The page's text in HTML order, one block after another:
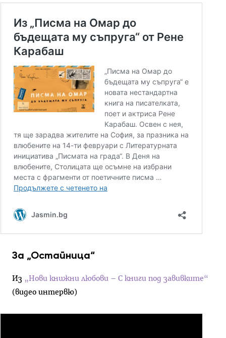
За „Остайница“
Из „Нови книжни любови – С книги под завивките“
(видео интервю)